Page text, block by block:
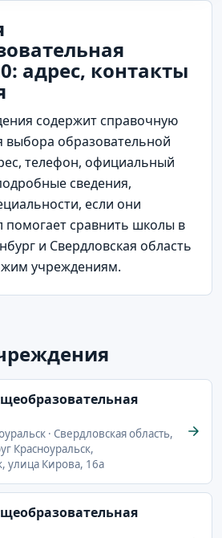
адрес, контакты
содержит справочную
образовательной
телефон, официальный
сведения,
если они
помогает сравнить школы в
и Свердловская область
учреждениям.
· Свердловская область,
Красноуральск,
улица Кирова, 16а